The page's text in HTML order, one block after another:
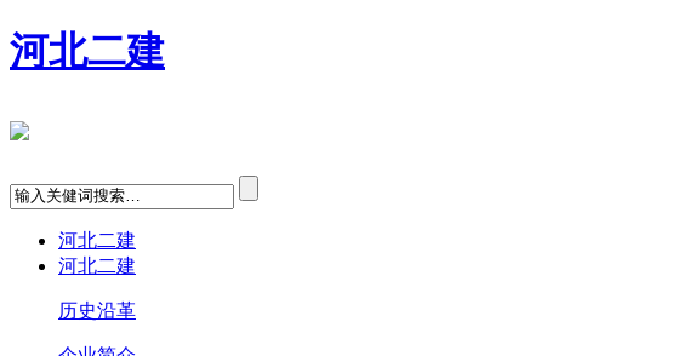
河北二建
河北二建
河北二建
历史沿革